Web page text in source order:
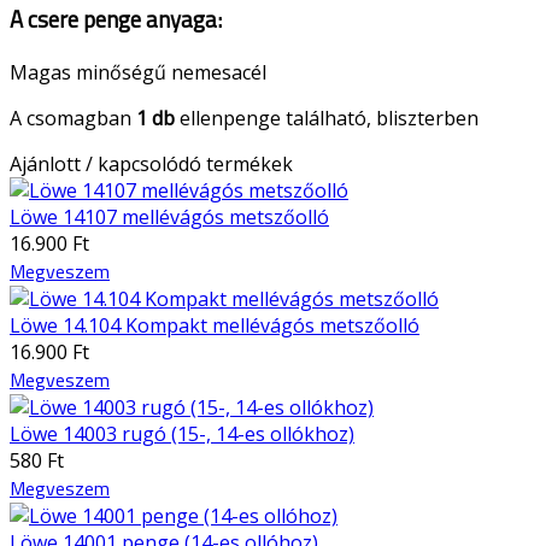
A csere penge anyaga:
Magas minőségű nemesacél
A csomagban 1 dbellenpenge található, bliszterben
Ajánlott / kapcsolódó termékek
Löwe 14107 mellévágós metszőolló
16.900 Ft
Megveszem
Löwe 14.104 Kompakt mellévágós metszőolló
16.900 Ft
Megveszem
Löwe 14003 rugó (15-, 14-es ollókhoz)
580 Ft
Megveszem